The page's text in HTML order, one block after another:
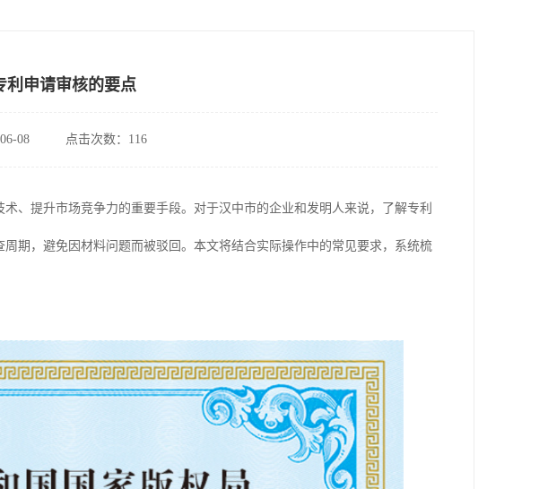
利申请审核的要点
08 点击次数：116
、提升市场竞争力的重要手段。对于汉中市的企业和发明人来说，了解专利
期，避免因材料问题而被驳回。本文将结合实际操作中的常见要求，系统梳